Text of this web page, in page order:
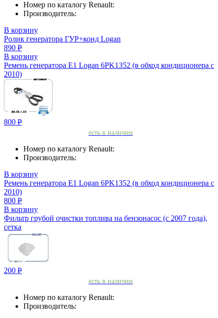
Номер по каталогу Renault:
Производитель:
В корзину
Ролик генератора ГУР+конд Logan
890 Р
В корзину
Ремень генератора Е1 Logan 6PK1352 (в обход кондиционера с
2010)
800 Р
есть в наличии
Номер по каталогу Renault:
Производитель:
В корзину
Ремень генератора Е1 Logan 6PK1352 (в обход кондиционера с
2010)
800 Р
В корзину
Фильтр грубой очистки топлива на бензонасос (с 2007 года),
сетка
200 Р
есть в наличии
Номер по каталогу Renault:
Производитель: